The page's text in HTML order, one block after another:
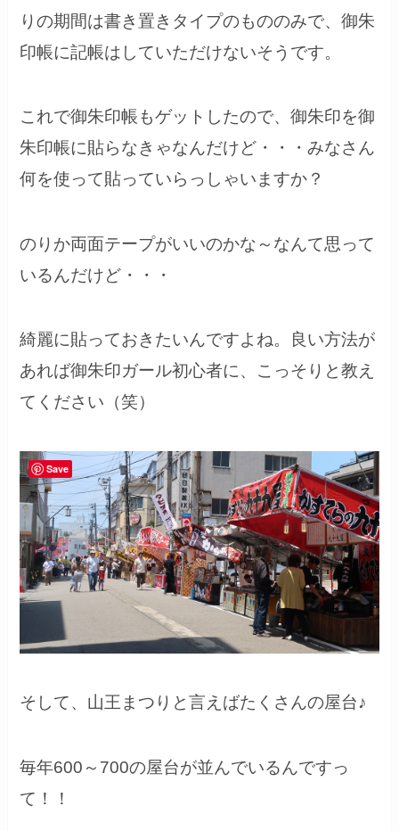
りの期間は書き置きタイプのもののみで、御朱
印帳に記帳はしていただけないそうです。
これで御朱印帳もゲットしたので、御朱印を御
朱印帳に貼らなきゃなんだけど・・・みなさん
何を使って貼っていらっしゃいますか？
のりか両面テープがいいのかな～なんて思って
いるんだけど・・・
綺麗に貼っておきたいんですよね。良い方法が
あれば御朱印ガール初心者に、こっそりと教え
てください（笑）
そして、山王まつりと言えばたくさんの屋台♪
毎年600～700の屋台が並んでいるんですっ
て！！
Save